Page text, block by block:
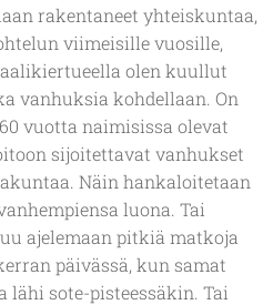
rakentaneet yhteiskuntaa,
viimeisille vuosille,
olen kuullut
vanhuksia kohdellaan. On
vuotta naimisissa olevat
sijoitettavat vanhukset
Näin hankaloitetaan
luona. Tai
ajelemaan pitkiä matkoja
päivässä, kun samat
sote-pisteessäkin. Tai